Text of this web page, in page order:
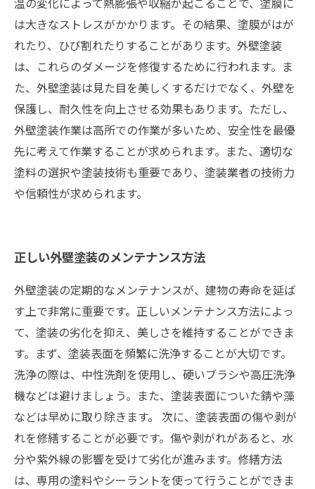
は大きなストレスがかかります。その結果、塗膜がはが
れたり、ひび割れたりすることがあります。外壁塗装
は、これらのダメージを修復するために行われます。ま
た、外壁塗装は見た目を美しくするだけでなく、外壁を
保護し、耐久性を向上させる効果もあります。ただし、
外壁塗装作業は高所での作業が多いため、安全性を最優
先に考えて作業することが求められます。また、適切な
塗料の選択や塗装技術も重要であり、塗装業者の技術力
や信頼性が求められます。
正しい外壁塗装のメンテナンス方法
外壁塗装の定期的なメンテナンスが、建物の寿命を延ば
す上で非常に重要です。正しいメンテナンス方法によっ
て、塗装の劣化を抑え、美しさを維持することができま
す。まず、塗装表面を頻繁に洗浄することが大切です。
洗浄の際は、中性洗剤を使用し、硬いブラシや高圧洗浄
機などは避けましょう。また、塗装表面についた錆や藻
などは早めに取り除きます。 次に、塗装表面の傷や剥が
れを修繕することが必要です。傷や剥がれがあると、水
分や紫外線の影響を受けて劣化が進みます。修繕方法
は、専用の塗料やシーラントを使って行うことができま